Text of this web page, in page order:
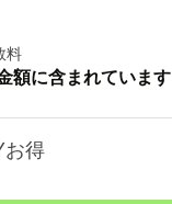
料
額に含まれています
お得